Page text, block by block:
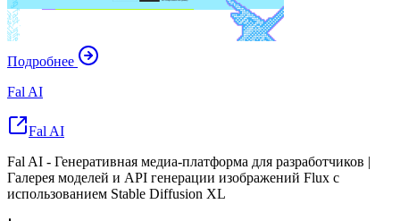
Подробнее
Fal AI
Fal AI
Fal AI - Генеративная медиа-платформа для разработчиков |
Галерея моделей и API генерации изображений Flux с
использованием Stable Diffusion XL